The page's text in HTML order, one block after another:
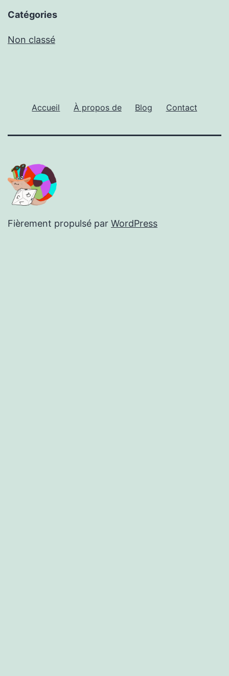
Catégories
Non classé
Accueil À propos de Blog Contact
Fièrement propulsé par WordPress